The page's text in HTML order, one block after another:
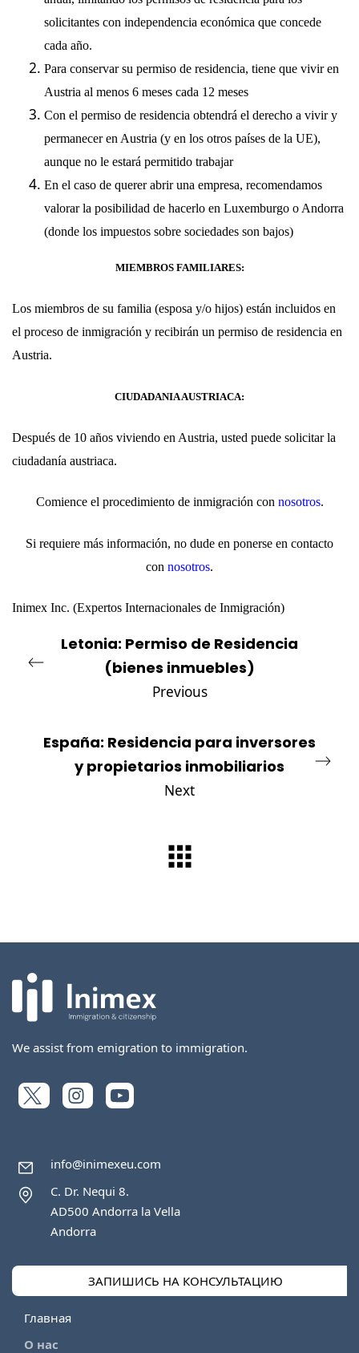
solicitantes con independencia económica que concede
cada año.
Para conservar su permiso de residencia, tiene que vivir en
Austria al menos 6 meses cada 12 meses
Con el permiso de residencia obtendrá el derecho a vivir y
permanecer en Austria (y en los otros países de la UE),
aunque no le estará permitido trabajar
En el caso de querer abrir una empresa, recomendamos
valorar la posibilidad de hacerlo en Luxemburgo o Andorra
(donde los impuestos sobre sociedades son bajos)
MIEMBROS FAMILIARES:
Los miembros de su familia (esposa y/o hijos) están incluidos en
el proceso de inmigración y recibirán un permiso de residencia en
Austria.
CIUDADANIA AUSTRIACA:
Después de 10 años viviendo en Austria, usted puede solicitar la
ciudadanía austriaca.
Comience el procedimiento de inmigración con nosotros.
Si requiere más información, no dude en ponerse en contacto
con nosotros.
Inimex Inc. (Expertos Internacionales de Inmigración)
Letonia: Permiso de Residencia
(bienes inmuebles)
Previous
España: Residencia para inversores
y propietarios inmobiliarios
Next
We assist from emigration to immigration.
info@inimexeu.com
C. Dr. Nequi 8.
AD500 Andorra la Vella
Andorra
ЗАПИШИСЬ НА КОНСУЛЬТАЦИЮ
Главная
О нас